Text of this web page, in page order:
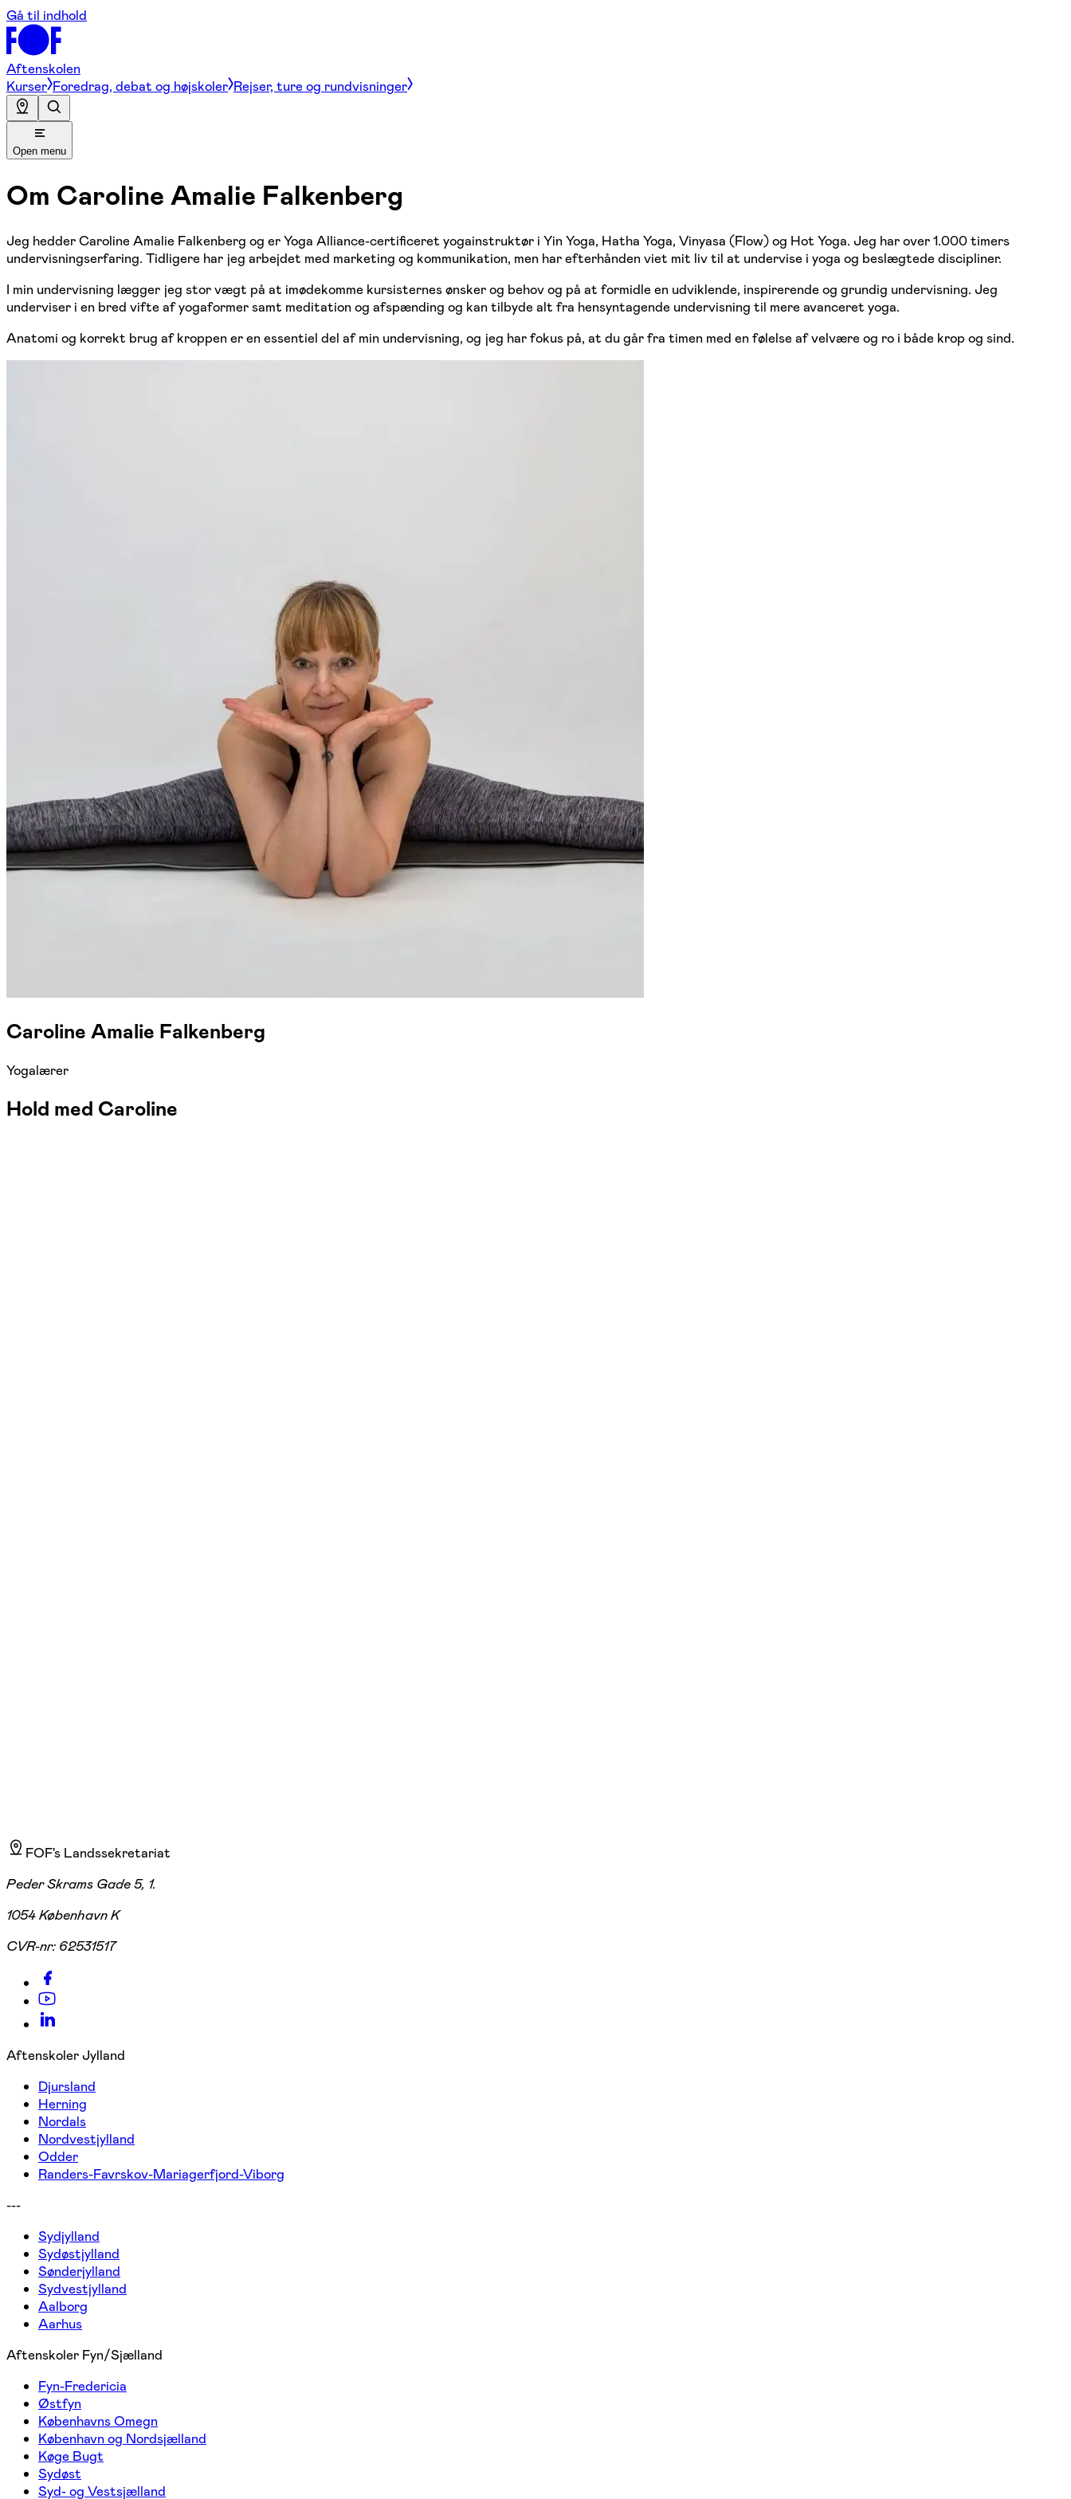
Gå til indhold
Aftenskolen
Kurser Foredrag, debat og højskoler Rejser, ture og rundvisninger
Open menu
Om Caroline Amalie Falkenberg
Jeg hedder Caroline Amalie Falkenberg og er Yoga Alliance-certificeret yogainstruktør i Yin Yoga, Hatha Yoga, Vinyasa (Flow) og Hot Yoga. Jeg har over 1.000 timers
undervisningserfaring. Tidligere har jeg arbejdet med marketing og kommunikation, men har efterhånden viet mit liv til at undervise i yoga og beslægtede discipliner.
I min undervisning lægger jeg stor vægt på at imødekomme kursisternes ønsker og behov og på at formidle en udviklende, inspirerende og grundig undervisning. Jeg
underviser i en bred vifte af yogaformer samt meditation og afspænding og kan tilbyde alt fra hensyntagende undervisning til mere avanceret yoga.
Anatomi og korrekt brug af kroppen er en essentiel del af min undervisning, og jeg har fokus på, at du går fra timen med en følelse af velvære og ro i både krop og sind.
Caroline Amalie Falkenberg
Yogalærer
Hold med Caroline
FOF's Landssekretariat
Peder Skrams Gade 5, 1.
1054 København K
CVR-nr: 62531517
Aftenskoler Jylland
Djursland
Herning
Nordals
Nordvestjylland
Odder
Randers-Favrskov-Mariagerfjord-Viborg
---
Sydjylland
Sydøstjylland
Sønderjylland
Sydvestjylland
Aalborg
Aarhus
Aftenskoler Fyn/Sjælland
Fyn-Fredericia
Østfyn
Københavns Omegn
København og Nordsjælland
Køge Bugt
Sydøst
Syd- og Vestsjælland